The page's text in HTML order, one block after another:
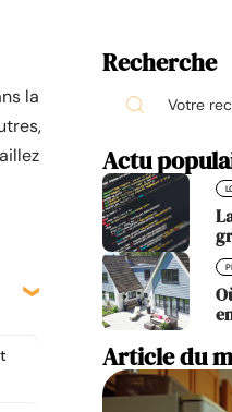
la
Recherche
Actu
Article du